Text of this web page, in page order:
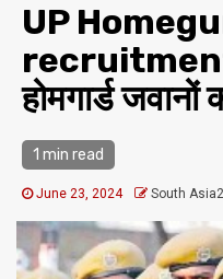
UP
होमगार्ड जवानों
1 min read
June 23, 2024 South